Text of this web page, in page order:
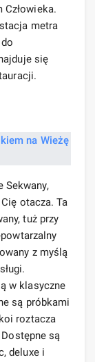
metra
się
Sekwany,
otacza. Ta
tuż przy
z myślą
w klasyczne
są próbkami
roztacza
Dostępne są
deluxe i